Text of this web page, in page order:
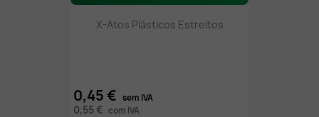
X-Atos Plásticos Estreitos
0,45 € sem IVA
0,55 € com IVA